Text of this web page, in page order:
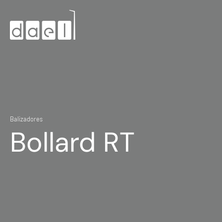
Balizadores
Bollard RT